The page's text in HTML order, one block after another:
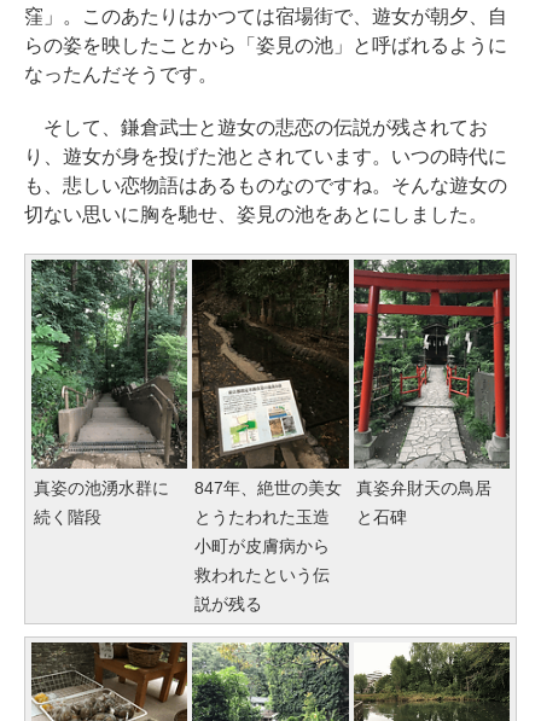
窪」。このあたりはかつては宿場街で、遊女が朝夕、自
らの姿を映したことから「姿見の池」と呼ばれるように
なったんだそうです。
そして、鎌倉武士と遊女の悲恋の伝説が残されてお
り、遊女が身を投げた池とされています。いつの時代に
も、悲しい恋物語はあるものなのですね。そんな遊女の
切ない思いに胸を馳せ、姿見の池をあとにしました。
真姿の池湧水群に
続く階段
847年、絶世の美女
とうたわれた玉造
小町が皮膚病から
救われたという伝
説が残る
真姿弁財天の鳥居
と石碑